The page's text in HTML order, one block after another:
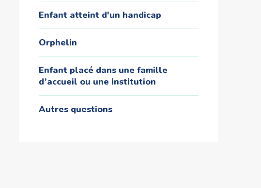
Enfant atteint d'un handicap
Orphelin
Enfant placé dans une famille
d’accueil ou une institution
Autres questions